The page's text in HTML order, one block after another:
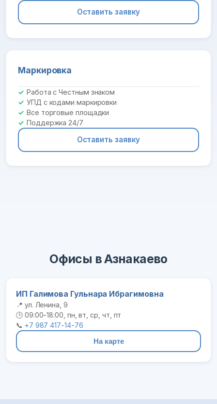
Оставить заявку
Маркировка
Работа с Честным знаком
УПД с кодами маркировки
Все торговые площадки
Поддержка 24/7
Оставить заявку
Офисы в Азнакаево
ИП Галимова Гульнара Ибрагимовна
📍 ул. Ленина, 9
🕒 09:00-18:00, пн, вт, ср, чт, пт
📞 +7 987 417-14-76
На карте